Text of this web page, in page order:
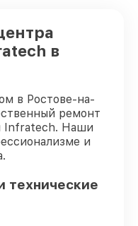
в
в Ростове-на-
ремонт
Infratech. Наши
и
технические